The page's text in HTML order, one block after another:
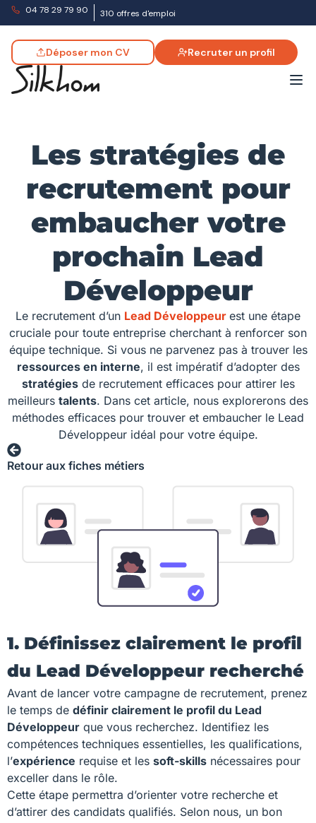
04 78 29 79 90 310 offres d'emploi
Déposer mon CV Recruter un profil
Les stratégies de
recrutement pour
embaucher votre
prochain Lead
Développeur
Le recrutement d’un Lead Développeur est une étape
cruciale pour toute entreprise cherchant à renforcer son
équipe technique. Si vous ne parvenez pas à trouver les
ressources en interne, il est impératif d’adopter des
stratégiesde recrutement efficaces pour attirer les
meilleurs talents. Dans cet article, nous explorerons des
méthodes efficaces pour trouver et embaucher le Lead
Développeur idéal pour votre équipe.
Retour aux fiches métiers
1. Définissez clairement le profil
du Lead Développeur recherché
Avant de lancer votre campagne de recrutement, prenez
le temps de définir clairement le profil du Lead
Développeur que vous recherchez. Identifiez les
compétences techniques essentielles, les qualifications,
l’expérience requise et les soft-skills nécessaires pour
exceller dans le rôle.
Cette étape permettra d’orienter votre recherche et
d’attirer des candidats qualifiés. Selon nous, un bon